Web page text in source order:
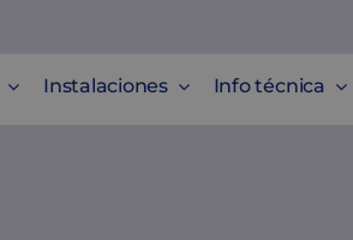
Instalaciones Info técnica